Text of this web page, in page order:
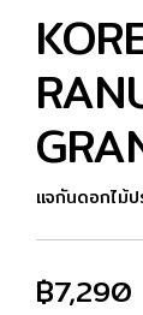
แจกันดอกไม้
฿7,290